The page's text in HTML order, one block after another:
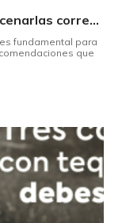
Proteínas seguras, guía para almacenarlas correctamente Copiar
fundamental para
que